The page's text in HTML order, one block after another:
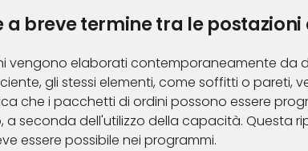
breve termine tra le postazioni
vengono elaborati contemporaneamente da
gli stessi elementi, come soffitti o pareti,
che i pacchetti di ordini possono essere
a seconda dell'utilizzo della capacità. Questa
essere possibile nei programmi.